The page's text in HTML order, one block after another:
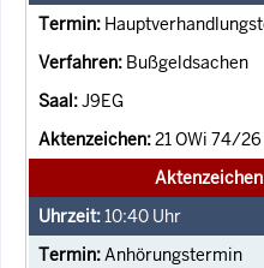
Bußgeldsachen
J9EG
21 OWi 74/26
10:40 Uhr
Anhörungstermin